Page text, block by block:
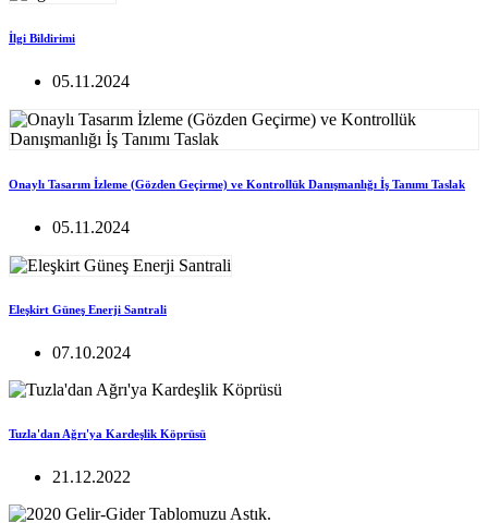
İlgi Bildirimi
05.11.2024
Onaylı Tasarım İzleme (Gözden Geçirme) ve Kontrollük Danışmanlığı İş Tanımı Taslak
05.11.2024
Eleşkirt Güneş Enerji Santrali
07.10.2024
Tuzla'dan Ağrı'ya Kardeşlik Köprüsü
21.12.2022